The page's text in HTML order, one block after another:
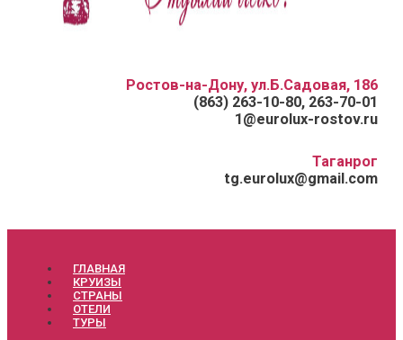
Ростов-на-Дону, ул.Б.Садовая, 186
(863) 263-10-80, 263-70-01
1@eurolux-rostov.ru
Таганрог
tg.eurolux@gmail.com
ГЛАВНАЯ
КРУИЗЫ
СТРАНЫ
ОТЕЛИ
ТУРЫ